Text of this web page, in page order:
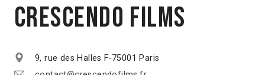
Crescendo Films
9, rue des Halles F-75001 Paris